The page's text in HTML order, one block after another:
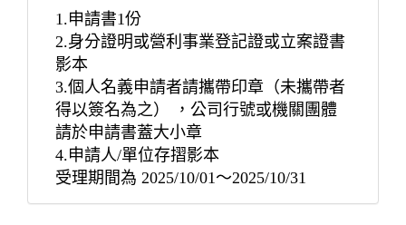
1.申請書1份
2.身分證明或營利事業登記證或立案證書
影本
3.個人名義申請者請攜帶印章（未攜帶者
得以簽名為之） ，公司行號或機關團體
請於申請書蓋大小章
4.申請人/單位存摺影本
受理期間為 2025/10/01～2025/10/31